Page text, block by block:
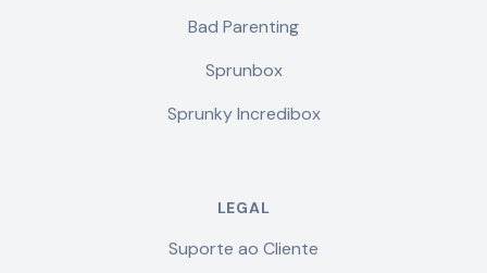
Bad Parenting
Sprunbox
Sprunky Incredibox
LEGAL
Suporte ao Cliente